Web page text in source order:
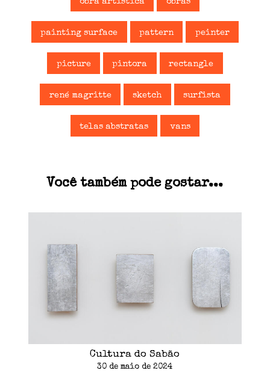
painting surface pattern peinter
picture pintora rectangle
rené magritte sketch surfista
telas abstratas vans
Você também pode gostar...
Cultura do Sabão
30 de maio de 2024